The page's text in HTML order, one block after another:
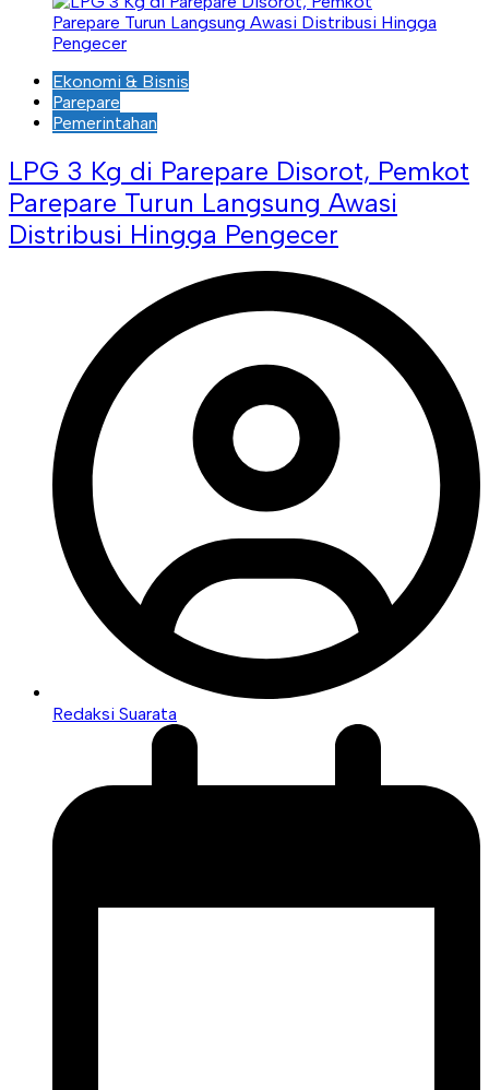
Ekonomi & Bisnis
Parepare
Pemerintahan
LPG 3 Kg di Parepare Disorot, Pemkot
Parepare Turun Langsung Awasi
Distribusi Hingga Pengecer
Redaksi Suarata